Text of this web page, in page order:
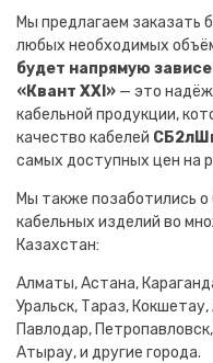
Мы предлагаем заказать
любых необходимых
будет напрямую
«Квант XXI» — это
кабельной продукции,
качество кабелей
самых доступных цен на
Мы также позаботились
кабельных изделий во
Казахстан:
Алматы, Астана,
Уральск, Тараз,
Павлодар,
Атырау, и другие города.